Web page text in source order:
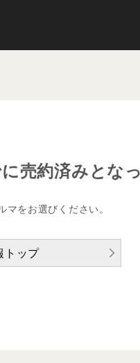
売約済みとな
マをお選びください。
トップ